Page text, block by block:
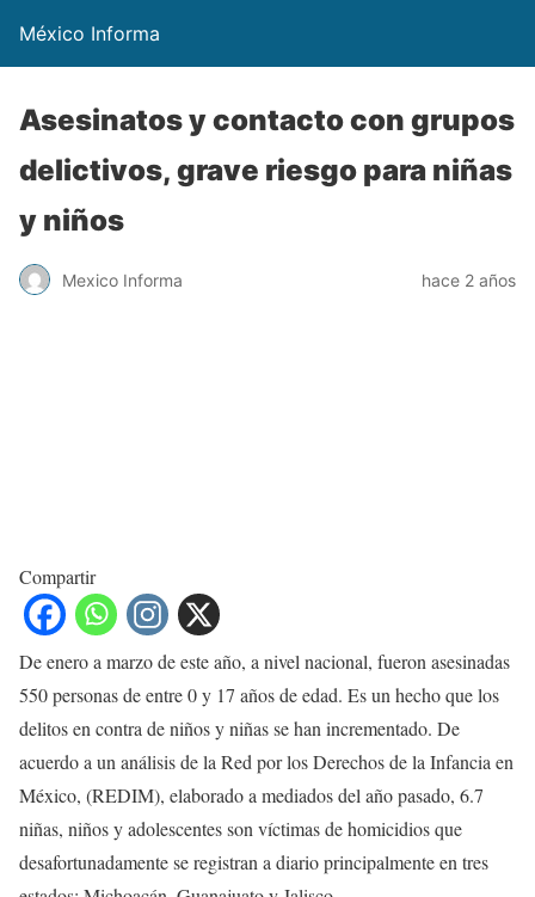
México Informa
Asesinatos y contacto con grupos
delictivos, grave riesgo para niñas
y niños
Mexico Informa hace 2 años
Compartir
De enero a marzo de este año, a nivel nacional, fueron asesinadas
550 personas de entre 0 y 17 años de edad. Es un hecho que los
delitos en contra de niños y niñas se han incrementado. De
acuerdo a un análisis de la Red por los Derechos de la Infancia en
México, (REDIM), elaborado a mediados del año pasado, 6.7
niñas, niños y adolescentes son víctimas de homicidios que
desafortunadamente se registran a diario principalmente en tres